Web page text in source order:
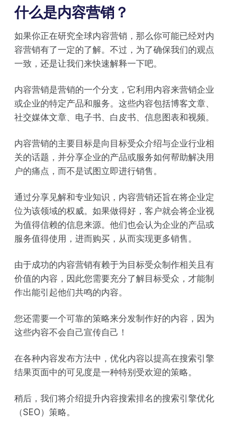
什么是内容营销？
如果你正在研究全球内容营销，那么你可能已经对内
容营销有了一定的了解。不过，为了确保我们的观点
一致，还是让我们来快速解释一下吧。
内容营销是营销的一个分支，它利用内容来营销企业
或企业的特定产品和服务。这些内容包括博客文章、
社交媒体文章、电子书、白皮书、信息图表和视频。
内容营销的主要目标是向目标受众介绍与企业行业相
关的话题，并分享企业的产品或服务如何帮助解决用
户的痛点，而不是试图立即进行销售。
通过分享见解和专业知识，内容营销还旨在将企业定
位为该领域的权威。如果做得好，客户就会将企业视
为值得信赖的信息来源。他们也会认为企业的产品或
服务值得使用，进而购买，从而实现更多销售。
由于成功的内容营销有赖于为目标受众制作相关且有
价值的内容，因此您需要充分了解目标受众，才能制
作出能引起他们共鸣的内容。
您还需要一个可靠的策略来分发制作好的内容，因为
这些内容不会自己宣传自己！
在各种内容发布方法中，优化内容以提高在搜索引擎
结果页面中的可见度是一种特别受欢迎的策略。
稍后，我们将介绍提升内容搜索排名的搜索引擎优化
（SEO）策略。